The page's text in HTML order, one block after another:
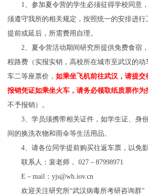
1、参加夏令营的学生必须征得学校同意
须遵守我所的相关规定，按照统一的安排进
提前或延后，所需费用自理。
2、夏令营活动期间研究所提供免费食宿
程路费（实报实销，高校所在城市至武汉的动
车二等座票价， 如乘坐飞机前往武汉，请提
报销凭证如乘坐火车，请务必领取纸质票作为
不予报销）。
3、学员须携带相关证件，如学生证、身
间的换洗衣物和雨伞等生活用品。
4 、请各位同学提前购买往返车票，以免
联系人：裴老师， 027－87998971
E－mail：yjs@wh.iov.cn
欢迎关注研究所“武汉病毒所考研咨询群”